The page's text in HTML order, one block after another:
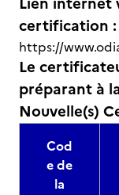
certification :
https://
Le
préparant à
Nouvelle(s)
Cod
e de
la